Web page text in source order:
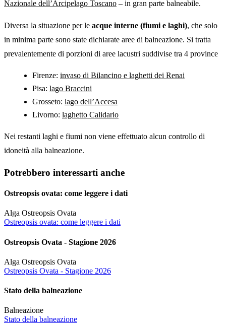
Nazionale dell’Arcipelago Toscano – in gran parte balneabile.
Diversa la situazione per le acque interne (fiumi e laghi), che solo
in minima parte sono state dichiarate aree di balneazione. Si tratta
prevalentemente di porzioni di aree lacustri suddivise tra 4 province
Firenze: invaso di Bilancino e laghetti dei Renai
Pisa: lago Braccini
Grosseto: lago dell’Accesa
Livorno: laghetto Calidario
Nei restanti laghi e fiumi non viene effettuato alcun controllo di
idoneità alla balneazione.
Potrebbero interessarti anche
Ostreopsis ovata: come leggere i dati
Alga Ostreopsis Ovata
Ostreopsis ovata: come leggere i dati
Ostreopsis Ovata - Stagione 2026
Alga Ostreopsis Ovata
Ostreopsis Ovata - Stagione 2026
Stato della balneazione
Balneazione
Stato della balneazione